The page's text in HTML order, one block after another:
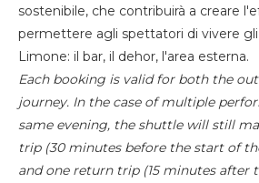
sostenibile, che contribuirà a creare
permettere agli spettatori di vivere
Limone: il bar, il dehor, l'area esterna.
Each booking is valid for both the
journey. In the case of multiple
same evening, the shuttle will still
trip (30 minutes before the start of
and one return trip (15 minutes after